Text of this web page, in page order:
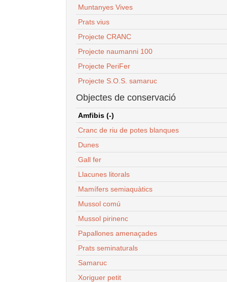
Muntanyes Vives
Prats vius
Projecte CRANC
Projecte naumanni 100
Projecte PeriFer
Projecte S.O.S. samaruc
Objectes de conservació
Amfibis (-)
Cranc de riu de potes blanques
Dunes
Gall fer
Llacunes litorals
Mamífers semiaquàtics
Mussol comú
Mussol pirinenc
Papallones amenaçades
Prats seminaturals
Samaruc
Xoriguer petit